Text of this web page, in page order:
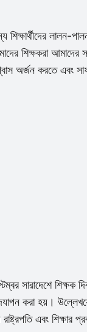
শিক্ষার্থীদের
শিক্ষকরা
অর্জন করতে এবং
সারাদেশে
করা হয়।
এবং শিক্ষার